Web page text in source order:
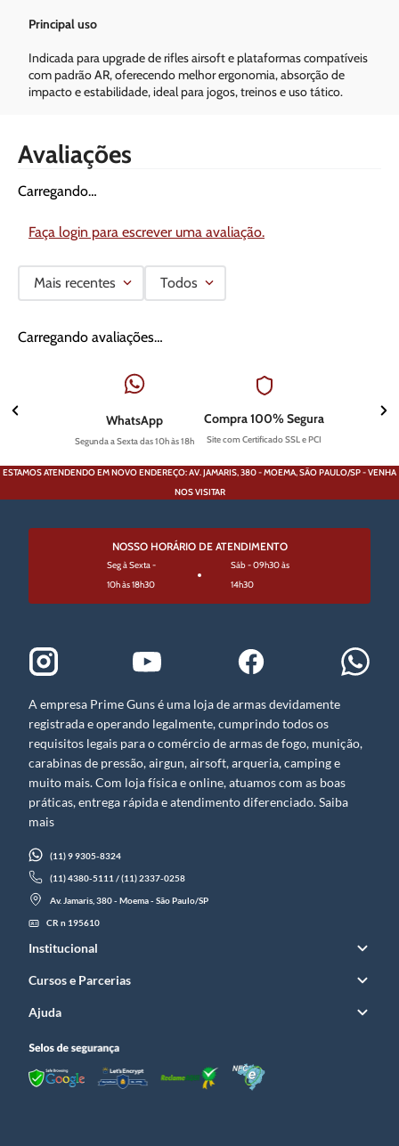
Principal uso
Indicada para upgrade de rifles airsoft e plataformas compatíveis
com padrão AR, oferecendo melhor ergonomia, absorção de
impacto e estabilidade, ideal para jogos, treinos e uso tático.
Avaliações
Carregando…
Faça login para escrever uma avaliação.
Mais recentes Todos
Carregando avaliações…
WhatsApp
Segunda a Sexta das 10h às 18h
Compra 100% Segura
Site com Certificado SSL e PCI
ESTAMOS ATENDENDO EM NOVO ENDEREÇO: AV. JAMARIS, 380 - MOEMA, SÃO PAULO/SP - VENHA
NOS VISITAR
NOSSO HORÁRIO DE ATENDIMENTO
Seg à Sexta -
10h às 18h30
Sáb - 09h30 às
14h30
A empresa Prime Guns é uma loja de armas devidamente
registrada e operando legalmente, cumprindo todos os
requisitos legais para o comércio de armas de fogo, munição,
carabinas de pressão, airgun, airsoft, arqueria, camping e
muito mais. Com loja física e online, atuamos com as boas
práticas, entrega rápida e atendimento diferenciado. Saiba
mais
(11) 9 9305-8324
(11) 4380-5111 / (11) 2337-0258
Av. Jamaris, 380 - Moema - São Paulo/SP
CR n 195610
Institucional
Cursos e Parcerias
Ajuda